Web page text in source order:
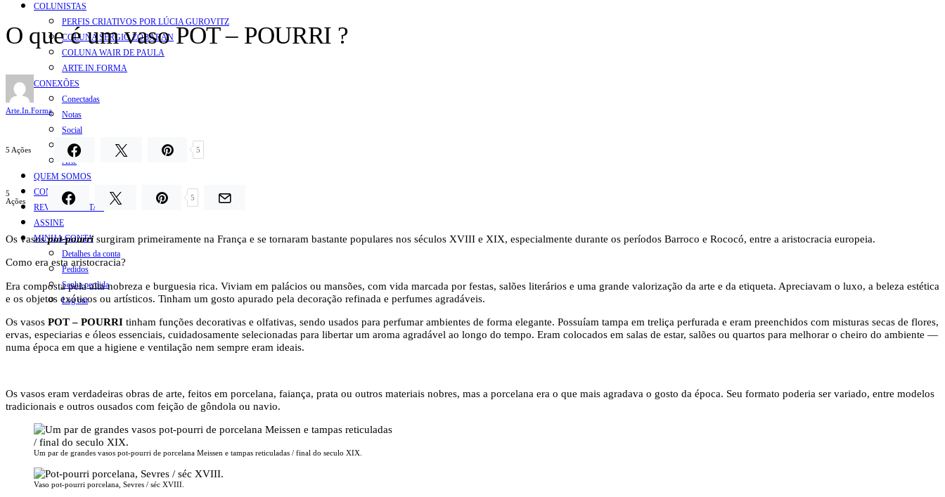
COLUNISTAS
PERFIS CRIATIVOS POR LÚCIA GUROVITZ
COLUNA SERGIO ZOBARAN
COLUNA WAIR DE PAULA
ARTE.IN.FORMA
CONEXÕES
Conectadas
Notas
Social
Mostras
Arte
QUEM SOMOS
CONTATO
REVISTA DIGITAL
ASSINE
MINHA CONTA
Detalhes da conta
Pedidos
Senha perdida
Log out
O que é um vaso POT – POURRI ?
Arte.In.Forma
5 Ações 5
5
Ações
5
Os vasospot-pourri surgiram primeiramente na França e se tornaram bastante populares nos séculos XVIII e XIX, especialmente durante os períodos Barroco e Rococó, entre a aristocracia europeia.
Como era esta aristocracia?
Era composta pela alta nobreza e burguesia rica. Viviam em palácios ou mansões, com vida marcada por festas, salões literários e uma grande valorização da arte e da etiqueta. Apreciavam o luxo, a beleza estética
e os objetos exóticos ou artísticos. Tinham um gosto apurado pela decoração refinada e perfumes agradáveis.
Os vasos POT – POURRI tinham funções decorativas e olfativas, sendo usados para perfumar ambientes de forma elegante. Possuíam tampa em treliça perfurada e eram preenchidos com misturas secas de flores,
ervas, especiarias e óleos essenciais, cuidadosamente selecionadas para libertar um aroma agradável ao longo do tempo. Eram colocados em salas de estar, salões ou quartos para melhorar o cheiro do ambiente —
numa época em que a higiene e ventilação nem sempre eram ideais.
Os vasos eram verdadeiras obras de arte, feitos em porcelana, faiança, prata ou outros materiais nobres, mas a porcelana era o que mais agradava o gosto da época. Seu formato poderia ser variado, entre modelos
tradicionais e outros ousados com feição de gôndola ou navio.
Um par de grandes vasos pot-pourri de porcelana Meissen e tampas reticuladas / final do seculo XIX.
Vaso pot-pourri porcelana, Sevres / séc XVIII.